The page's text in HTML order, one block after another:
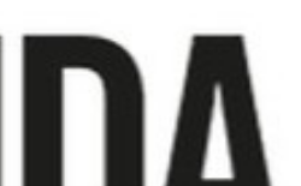
En savoir +